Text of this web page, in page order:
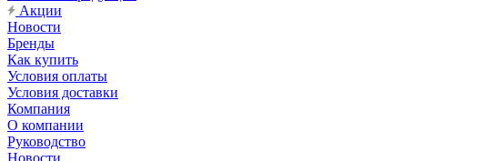
Акции
Новости
Бренды
Как купить
Условия оплаты
Условия доставки
Компания
О компании
Руководство
Новости